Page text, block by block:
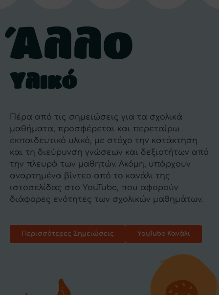
Άλλο
Υλικό
Πέρα από τις σημειώσεις για τα σχολικά
μαθήματα, προσφέρεται και περεταίρω
εκπαιδευτικό υλικό, με στόχο την κατάκτηση
και τη διεύρυνση γνώσεων και δεξιοτήτων από
την πλευρά των μαθητών. Ακόμη, υπάρχουν
αναρτημένα βίντεο από το κανάλι της
ιστοσελίδας στο ΥouTube, που αφορούν
διάφορες ενότητες των σχολικών μαθημάτων.
Περισσότερες Σημειώσεις YouTube Κανάλι